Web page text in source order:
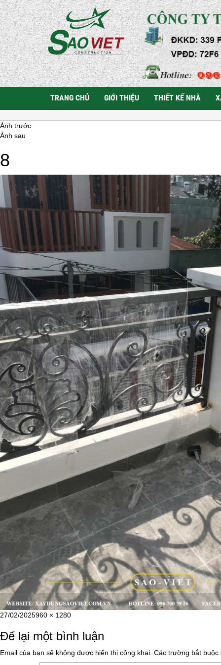
TRANG CHỦ GIỚI THIỆU THIẾT KẾ NHÀ
Ảnh trước
Ảnh sau
8
Đăng
ngày
27/02/2025Kích
đầy
960 × 1280
Để lại một bình luận
Email của bạn sẽ không được hiển thị công khai. Các trường bắt buộc